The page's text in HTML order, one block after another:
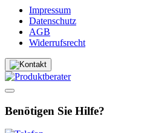
Impressum
Datenschutz
AGB
Widerrufsrecht
Benötigen Sie Hilfe?